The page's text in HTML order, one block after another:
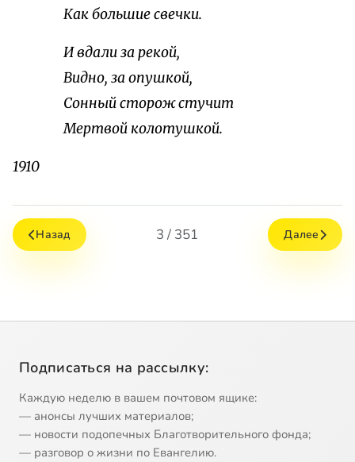
Как большие свечки.
И вдали за рекой,
Видно, за опушкой,
Сонный сторож стучит
Мертвой колотушкой.
1910
Назад 3 / 351 Далее
Подписаться на рассылку:
Каждую неделю в вашем почтовом ящике:
— анонсы лучших материалов;
— новости подопечных Благотворительного фонда;
— разговор о жизни по Евангелию.